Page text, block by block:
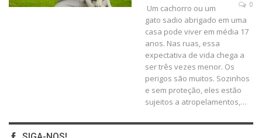
0
Um cachorro ou um
gato sadio abrigado em uma
casa pode viver em média 17
anos. Nas ruas, essa
expectativa de vida chega a
ser três vezes menor. Os
perigos são muitos. Sozinhos
e sem proteção, eles estão
sujeitos a atropelamentos,…